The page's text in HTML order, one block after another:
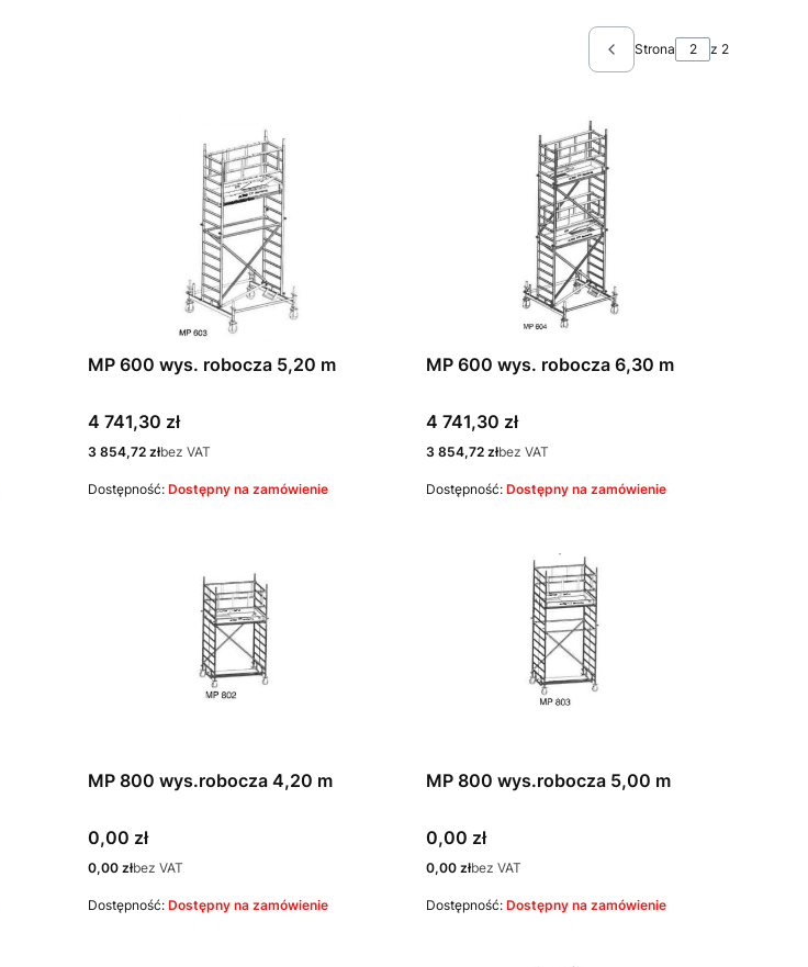
Poprzednie produkty
Strona z 2
MP 600 wys. robocza 5,20 m
Cena
4 741,30 zł
Cena
3 854,72 złbez VAT
Dostępność: Dostępny na zamówienie
MP 600 wys. robocza 6,30 m
Cena
4 741,30 zł
Cena
3 854,72 złbez VAT
Dostępność: Dostępny na zamówienie
MP 800 wys.robocza 4,20 m
Cena
0,00 zł
Cena
0,00 złbez VAT
Dostępność: Dostępny na zamówienie
MP 800 wys.robocza 5,00 m
Cena
0,00 zł
Cena
0,00 złbez VAT
Dostępność: Dostępny na zamówienie